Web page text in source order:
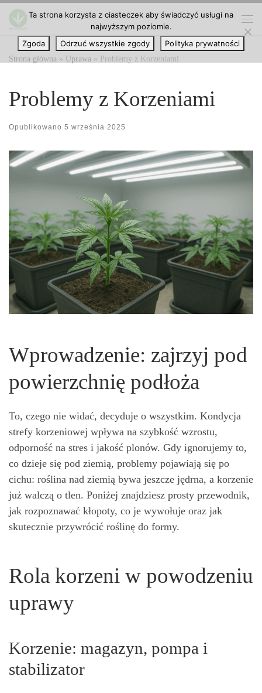
Przejdź do treści
Strona główna » Uprawa » Problemy z Korzeniami
Problemy z Korzeniami
Opublikowano 5 września 2025
Wprowadzenie: zajrzyj pod
powierzchnię podłoża
To, czego nie widać, decyduje o wszystkim. Kondycja
strefy korzeniowej wpływa na szybkość wzrostu,
odporność na stres i jakość plonów. Gdy ignorujemy to,
co dzieje się pod ziemią, problemy pojawiają się po
cichu: roślina nad ziemią bywa jeszcze jędrna, a korzenie
już walczą o tlen. Poniżej znajdziesz prosty przewodnik,
jak rozpoznawać kłopoty, co je wywołuje oraz jak
skutecznie przywrócić roślinę do formy.
Rola korzeni w powodzeniu
uprawy
Korzenie: magazyn, pompa i
stabilizator
Ta strona korzysta z ciasteczek aby świadczyć usługi na
najwyższym poziomie.
Zgoda
Odrzuć wszystkie zgody Polityka prywatności